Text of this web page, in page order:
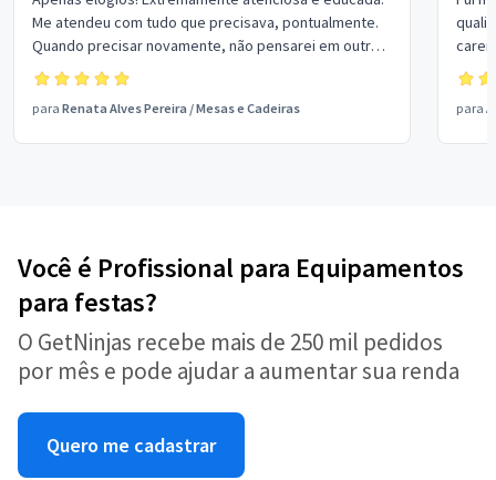
Me atendeu com tudo que precisava, pontualmente.
Quando precisar novamente, não pensarei em outro
profissional. Super recomendada!
para Renata Alves Pereira /Mesas e Cadeiras para
Você é Profissional para Equipamentos
para festas?
O GetNinjas recebe mais de 250 mil pedidos
por mês e pode ajudar a aumentar sua renda
Quero me cadastrar